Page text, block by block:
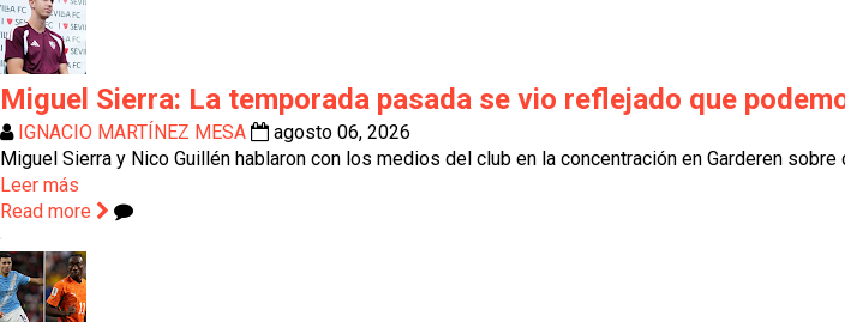
Miguel Sierra: La temporada pasada se vio reflejado que
IGNACIO MARTÍNEZ MESA
agosto 06, 2026
Miguel Sierra y Nico Guillén hablaron con los medios del club en la concentración en Garderen
Leer más
Read more